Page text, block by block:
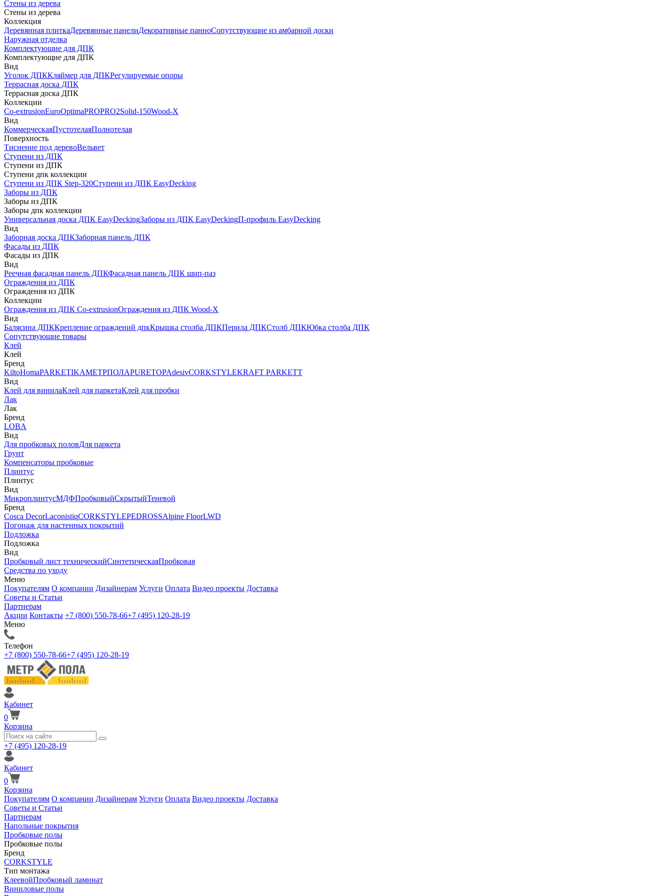
Стены из дерева
Стены из дерева
Коллекция
Деревянная плиткаДеревянные панелиДекоративные панноСопутствующие из амбарной доски
Наружная отделка
Комплектующие для ДПК
Комплектующие для ДПК
Вид
Уголок ДПККляймер для ДПКРегулируемые опоры
Террасная доска ДПК
Террасная доска ДПК
Коллекции
Co-extrusionEuroOptimaPROPRO2Solid-150Wood-X
Вид
КоммерческаяПустотелаяПолнотелая
Поверхность
Тиснение под деревоВельвет
Ступени из ДПК
Ступени из ДПК
Ступени дпк коллекции
Ступени из ДПК Step-320Ступени из ДПК EasyDecking
Заборы из ДПК
Заборы из ДПК
Заборы дпк коллекции
Универсальная доска ДПК EasyDeckingЗаборы из ДПК EasyDeckingП-профиль EasyDecking
Вид
Заборная доска ДПКЗаборная панель ДПК
Фасады из ДПК
Фасады из ДПК
Вид
Реечная фасадная панель ДПКФасадная панель ДПК шип-паз
Ограждения из ДПК
Ограждения из ДПК
Коллекции
Ограждения из ДПК Co-extrusionОграждения из ДПК Wood-X
Вид
Балясина ДПККрепление ограждений дпкКрышка столба ДПКПерила ДПКСтолб ДПКЮбка столба ДПК
Сопутствующие товары
Клей
Клей
Бренд
KiltoHomaPARKETIKAМЕТРПОЛАPURETOPAdesivCORKSTYLEKRAFT PARKETT
Вид
Клей для винилаКлей для паркетаКлей для пробки
Лак
Лак
Бренд
LOBA
Вид
Для пробковых половДля паркета
Грунт
Компенсаторы пробковые
Плинтус
Плинтус
Вид
МикроплинтусМДФПробковыйСкрытыйТеневой
Бренд
Cosca DecorLaconistiqCORKSTYLEPEDROSSAlpine FloorLWD
Погонаж для настенных покрытий
Подложка
Подложка
Вид
Пробковый лист техническийСинтетическаяПробковая
Средства по уходу
Меню
Покупателям О компании Дизайнерам Услуги Оплата Видео проекты Доставка
Советы и Статьи
Партнерам
Акции Контакты +7 (800) 550-78-66+7 (495) 120-28-19
Меню
Телефон
+7 (800) 550-78-66+7 (495) 120-28-19
Кабинет
0
Корзина
+7 (495) 120-28-19
Кабинет
0
Корзина
Покупателям О компании Дизайнерам Услуги Оплата Видео проекты Доставка
Советы и Статьи
Партнерам
Напольные покрытия
Пробковые полы
Пробковые полы
Бренд
CORKSTYLE
Тип монтажа
КлеевойПробковый ламинат
Виниловые полы